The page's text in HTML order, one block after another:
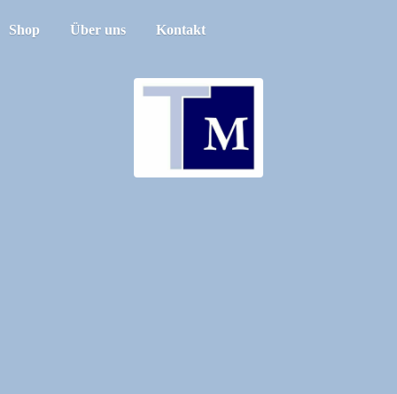
Shop Über uns Kontakt